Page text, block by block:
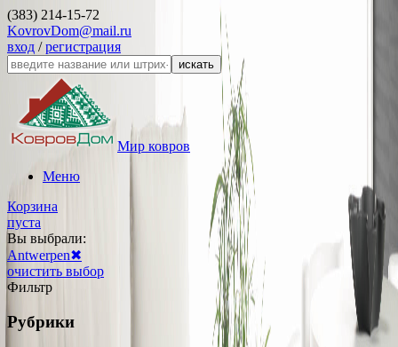
(383) 214-15-72
KovrovDom@mail.ru
вход /регистрация
искать
Мир ковров
Меню
Корзина
пуста
Вы выбрали:
Antwerpen✖
очистить выбор
Фильтр
Рубрики